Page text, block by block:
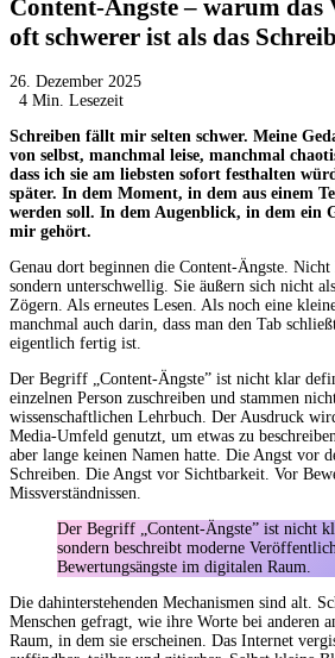
Content-Ängste – warum das
oft schwerer ist als das
26. Dezember 2025
4 Min. Lesezeit
Schreiben fällt mir selten schwer. Meine
von selbst, manchmal leise, manchmal
dass ich sie am liebsten sofort festhalten
später. In dem Moment, in dem aus einem
werden soll. In dem Augenblick, in dem ein
mir gehört.
Genau dort beginnen die Content-Ängste.
sondern unterschwellig. Sie äußern sich nicht
Zögern. Als erneutes Lesen. Als noch eine
manchmal auch darin, dass man den Tab
eigentlich fertig ist.
Der Begriff „Content-Ängste” ist nicht klar
einzelnen Person zuschreiben und stammen
wissenschaftlichen Lehrbuch. Der Ausdruck
Media-Umfeld genutzt, um etwas zu
aber lange keinen Namen hatte. Die Angst vor
Schreiben. Die Angst vor Sichtbarkeit. Vor
Missverständnissen.
Der Begriff „Content-Ängste” ist nicht
sondern beschreibt moderne
Bewertungsängste im digitalen Raum.
Die dahinterstehenden Mechanismen sind alt.
Menschen gefragt, wie ihre Worte bei anderen
Raum, in dem sie erscheinen. Das Internet